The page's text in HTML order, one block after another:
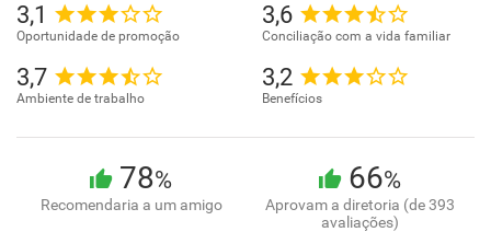
3,1
Oportunidade de promoção
3,6
Conciliação com a vida familiar
3,7
Ambiente de trabalho
3,2
Benefícios
78%
Recomendaria a um amigo
66%
Aprovam a diretoria (de 393
avaliações)